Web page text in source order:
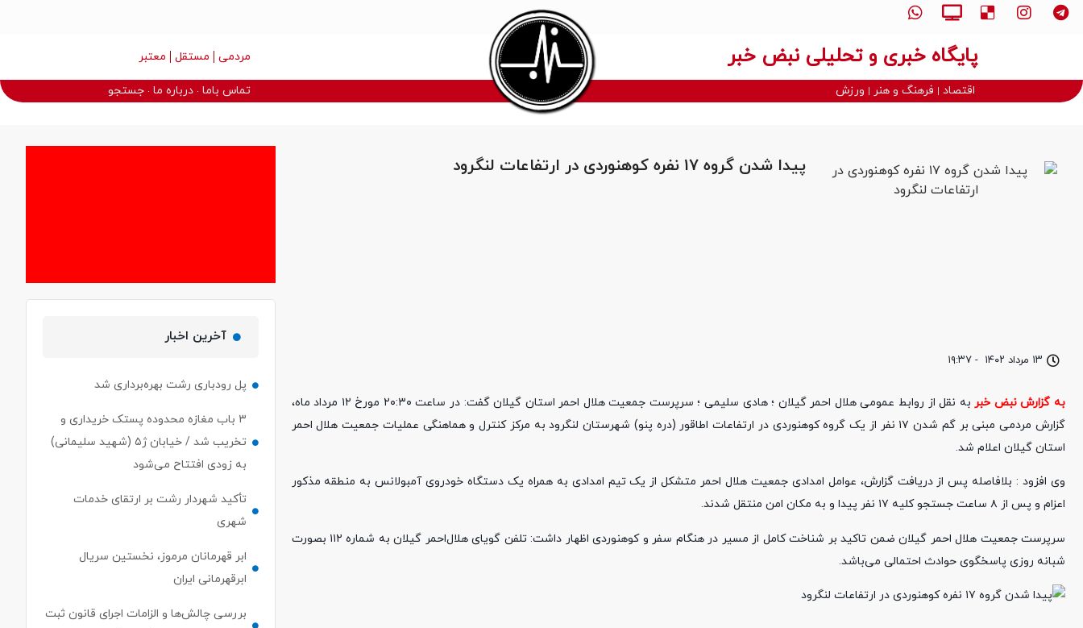
پایگاه خبری و تحلیلی نبض خبر مردمی مستقل معتبر
اقتصاد فرهنگ و هنر ورزش تماس باما درباره ما جستجو
۱۳ مرداد ۱۴۰۲ - ۱۹:۳۷
پیدا شدن گروه ۱۷ نفره کوهنوردی در ارتفاعات لنگرود
به گزارش نبض خبر
به نقل از روابط عمومی هلال احمر گیلان ؛ هادی سلیمی ؛ سرپرست جمعیت هلال احمر استان گیلان گفت: در ساعت ۲۰:۳۰ مورخ ۱۲ مرداد ماه،
گزارش مردمی مبنی بر گم شدن ۱۷ نفر از یک گروه کوهنوردی در ارتفاعات اطاقور (دره پنو) شهرستان لنگرود به مرکز کنترل و هماهنگی عملیات جمعیت هلال احمر
استان گیلان اعلام شد.
وی افزود : بلافاصله پس از دریافت گزارش، عوامل امدادی جمعیت هلال احمر متشکل از یک تیم امدادی به همراه یک دستگاه خودروی آمبولانس به منطقه مذکور
اعزام و پس از ۸ ساعت جستجو کلیه ۱۷ نفر پیدا و به مکان امن منتقل شدند.
سرپرست جمعیت هلال احمر گیلان ضمن تاکید بر شناخت کامل از مسیر در هنگام سفر و کوهنوردی اظهار داشت: تلفن گویای هلال‌احمر گیلان به شماره ۱۱۲ بصورت
شبانه روزی پاسخگوی حوادث احتمالی می‌باشد.
آخرین اخبار
پل رودباری رشت بهره‌برداری شد
۳ باب مغازه محدوده پستک خریداری و
تخریب شد / خیابان ژ۵ (شهید سلیمانی)
به زودی افتتاح می‌شود
تأکید شهردار رشت بر ارتقای خدمات
شهری
ابر قهرمانان مرموز، نخستین سریال
ابرقهرمانی ایران
بررسی چالش‌ها و الزامات اجرای قانون ثبت